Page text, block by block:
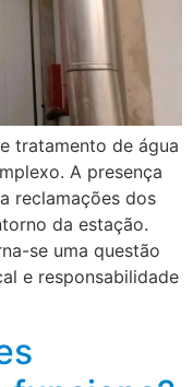
tratamento de água
A presença
reclamações dos
da estação.
se uma questão
e responsabilidade